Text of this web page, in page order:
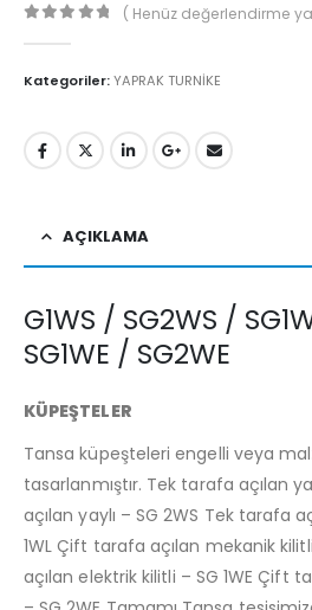
( Henüz değerlendirme
Kategoriler:YAPRAK TURNİKE
AÇIKLAMA
G1WS / SG2WS /
SG1WE / SG2WE
KÜPEŞTELER
Tansa küpeşteleri engelli veya
tasarlanmıştır. Tek tarafa açılan
açılan yaylı – SG 2WS Tek tarafa
1WL Çift tarafa açılan mekanik
açılan elektrik kilitli – SG 1WE Çift